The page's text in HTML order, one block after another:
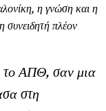
η γνώση και η
συνειδητή πλέον
το ΑΠΘ, σαν μια
στη